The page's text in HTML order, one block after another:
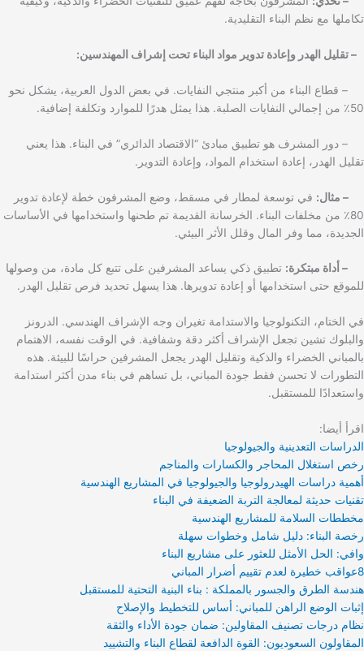
تكاملها مع نظم البناء التقليدية.
– تقليل الهدر وإعادة تدوير مواد البناء تحت إشراف المهندسين:
– قطاع البناء من أكبر منتجي النفايات. في بعض الدول العربية، يشكل نحو
50٪ من إجمالي النفايات الصلبة. هذا يمثل هدرًا للموارد وتكلفة إضافية.
– دور المشرف هو تطبيق مبادئ “الاقتصاد الدائري” في البناء. هذا يعني
تقليل الهدر، إعادة استخدام المواد، وإعادة التدوير.
– مثال: في توسعة لمطار في مسقط، وضع المشرفون خطة لإعادة تدوير
80٪ من مخلفات البناء. الخرسانة القديمة تم طحنها واستخدامها في الأساسات
الجديدة، مما وفر المال وقلل الأثر البيئي.
– أداة مبتكرة: تطبيق ذكي يساعد المشرفين على تتبع كل مادة، من وصولها
للموقع حتى استخدامها أو إعادة تدويرها. هذا يسهل تحديد فرص تقليل الهدر.
في الختام، التكنولوجيا والاستدامة تغيران وجه الإشراف الهندسي. الدرونز
والبلوك تشين تجعل الإشراف أكثر دقة وشفافية. في الوقت نفسه، الاهتمام
بالمباني الخضراء والذكية وتقليل الهدر يجعل المشرفين حراسًا للبيئة. هذه
التطورات لا تحسن فقط جودة المباني، بل تساهم في بناء مدن أكثر استدامة
واستعدادًا للمستقبل.
اقرأ أيضا:
الدراسات التعدينية والجيولوجيا
رخص استغلال المحاجر والكسارات والمناجم
أهمية دراسات الهيدرولوجيا والجيولوجيا في المشاريع الهندسية
تقنيات حديثة لمعالجة التربة الضعيفة في البناء
مخططات السلامة للمشاريع الهندسية
رخصة البناء: دليل شامل وخطوات سهلة
وافي: الحل الأمثل للعثور على مشاريع البناء
8عواقب خطيرة لعدم تقييم أضرار المباني
هندسة الطرق والجسور بالمملكة : بناء البنية التحتية للمستقبل
إثبات الوضع الراهن للمباني: أساس للتخطيط والإصلاح
نظام درجات تصنيف المقاولين: ضمان جودة الأداء والثقة
المقاولون السعوديون: القوة الدافعة لقطاع البناء والتشييد